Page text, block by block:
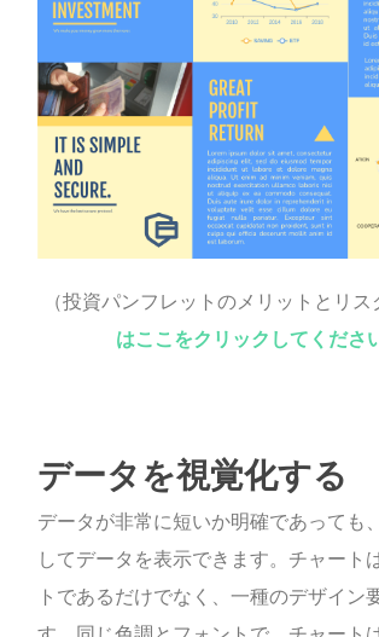
（投資パンフレットのメリットとリス
はここをクリックしてくださ
データを視覚化する
データが非常に短いか明確であっても
してデータを表示できます。チャート
トであるだけでなく、一種のデザイン